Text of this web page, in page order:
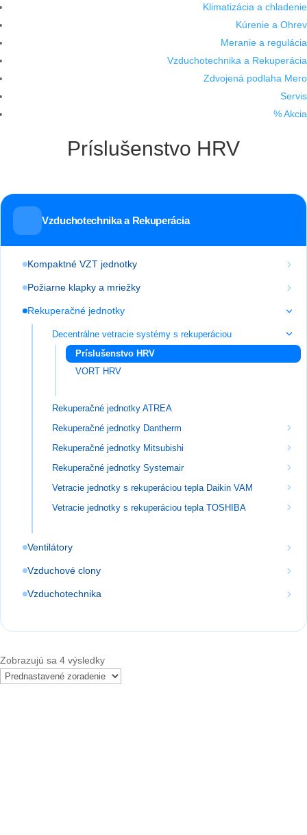
Klimatizácia a chladenie
Kúrenie a Ohrev
Meranie a regulácia
Vzduchotechnika a Rekuperácia
Zdvojená podlaha Mero
Servis
% Akcia
Príslušenstvo HRV
Vzduchotechnika a Rekuperácia
Kompaktné VZT jednotky
Požiarne klapky a mriežky
Rekuperačné jednotky
Decentrálne vetracie systémy s rekuperáciou
Príslušenstvo HRV
VORT HRV
Rekuperačné jednotky ATREA
Rekuperačné jednotky Dantherm
Rekuperačné jednotky Mitsubishi
Rekuperačné jednotky Systemair
Vetracie jednotky s rekuperáciou tepla Daikin VAM
Vetracie jednotky s rekuperáciou tepla TOSHIBA
Ventilátory
Vzduchové clony
Vzduchotechnika
Zobrazujú sa 4 výsledky